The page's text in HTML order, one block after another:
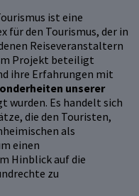
ist eine
für den Tourismus, der in
Reiseveranstaltern
Projekt beteiligt
ihre Erfahrungen mit
unserer
wurden. Es handelt sich
die den Touristen,
als
einen
Hinblick auf die
zu